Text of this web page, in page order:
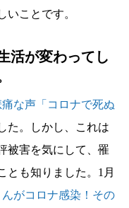
いことです。
活が変わってし
な声「コロナで死ぬ
た。しかし、これは
被害を気にして、罹
とも知りました。1月
がコロナ感染！その